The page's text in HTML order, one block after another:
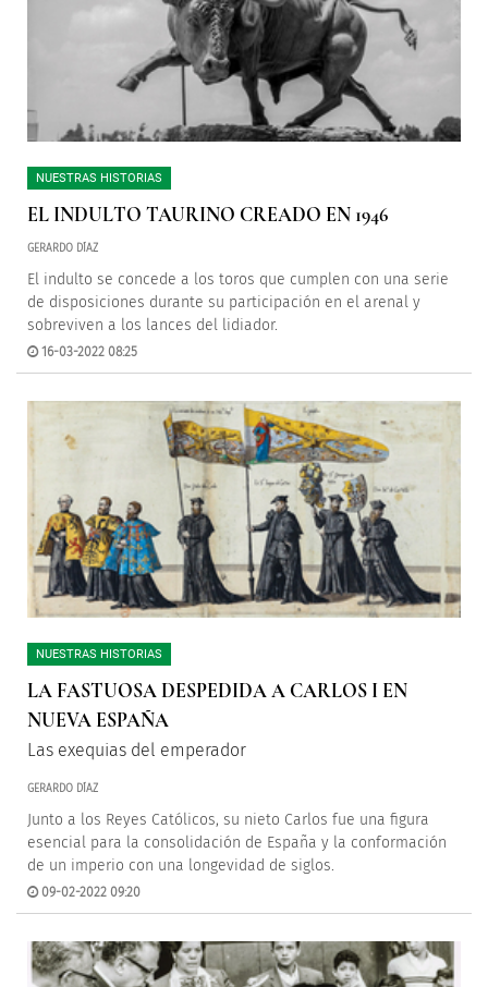
NUESTRAS HISTORIAS
EL INDULTO TAURINO CREADO EN 1946
GERARDO DÍAZ
El indulto se concede a los toros que cumplen con una serie
de disposiciones durante su participación en el arenal y
sobreviven a los lances del lidiador.
16-03-2022 08:25
NUESTRAS HISTORIAS
LA FASTUOSA DESPEDIDA A CARLOS I EN
NUEVA ESPAÑA
Las exequias del emperador
GERARDO DÍAZ
Junto a los Reyes Católicos, su nieto Carlos fue una figura
esencial para la consolidación de España y la conformación
de un imperio con una longevidad de siglos.
09-02-2022 09:20